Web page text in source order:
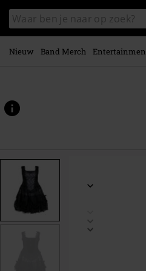
naar
hoofdinhoud
Zoek
in
catalogus
Nieuw Band Merch
www.large.be/p/gothic-
583933.html